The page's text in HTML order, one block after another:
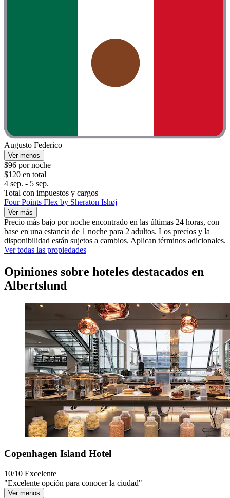
Augusto Federico
Ver menos
$96 por noche
$120 en total
4 sep. - 5 sep.
Total con impuestos y cargos
Four Points Flex by Sheraton Ishøj
Ver más
Precio más bajo por noche encontrado en las últimas 24 horas, con
base en una estancia de 1 noche para 2 adultos. Los precios y la
disponibilidad están sujetos a cambios. Aplican términos adicionales.
Ver todas las propiedades
Opiniones sobre hoteles destacados en
Albertslund
Copenhagen Island Hotel
10/10 Excelente
"Excelente opción para conocer la ciudad"
Ver menos